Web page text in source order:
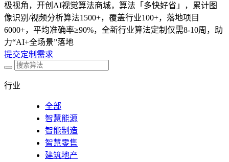
极视角，开创AI视觉算法商城，算法「多快好省」，累计图
像识别/视频分析算法1500+，覆盖行业100+，落地项目
6000+，平均准确率≥90%，全新行业算法定制仅需8-10周，助
力“AI+全场景”落地
提交定制需求
行业
全部
智慧能源
智能制造
智慧零售
建筑地产